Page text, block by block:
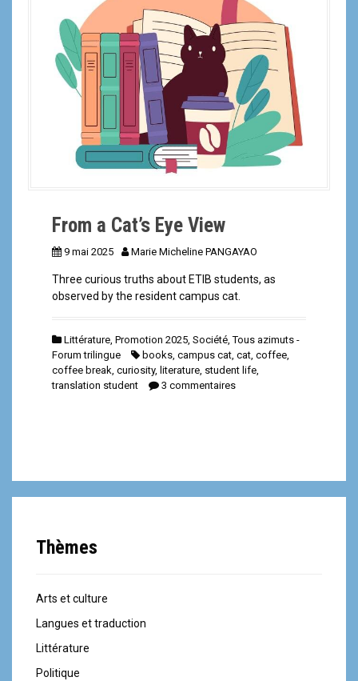
From a Cat’s Eye View
9 mai 2025 Marie Micheline PANGAYAO
Three curious truths about ETIB students, as
observed by the resident campus cat.
Littérature, Promotion 2025, Société,Tous azimuts -
Forum trilingue
books, campus cat, cat, coffee,
coffee break, curiosity, literature, student life,
translation student
3 commentaires
Thèmes
Arts et culture
Langues et traduction
Littérature
Politique